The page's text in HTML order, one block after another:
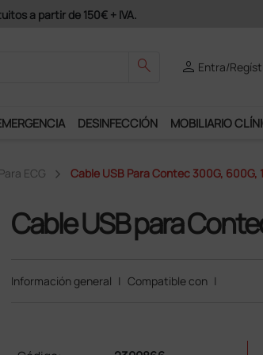
de muchos servicios exclusivos.
search person Entra/
DESINFECCIÓN MOBILIARIO
ECG Cable USB Para Contec 300G, 600G,
Cable USB para
Información general | Compatible con |